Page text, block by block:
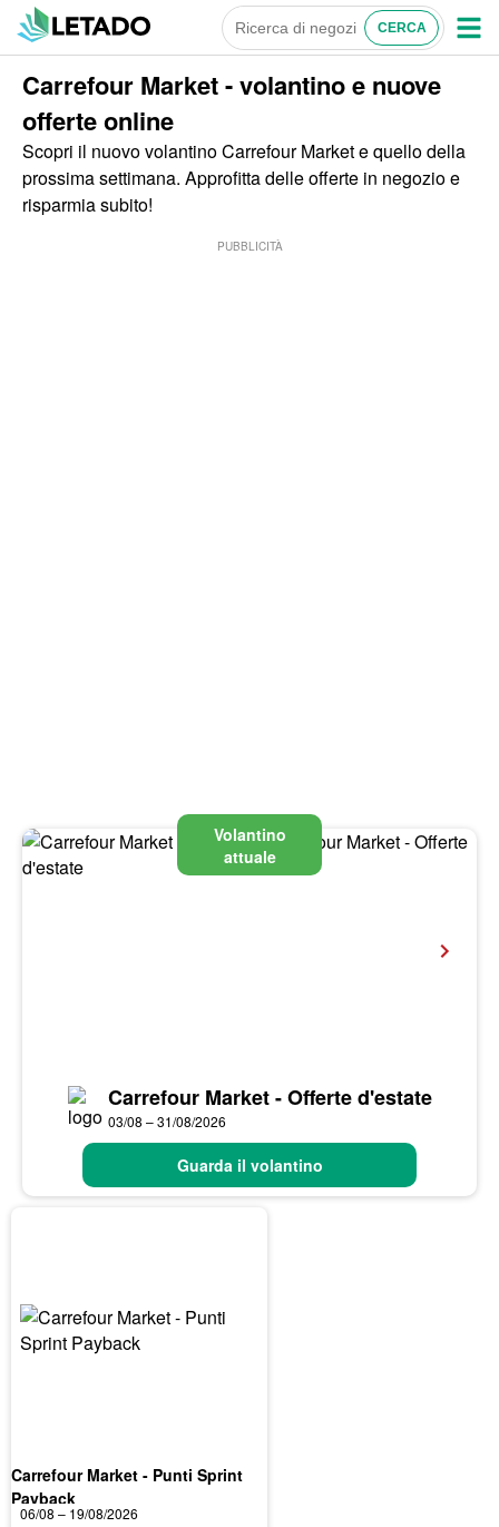
Carrefour Market - volantino e nuove
offerte online
Scopri il nuovo volantino Carrefour Market e quello della
prossima settimana. Approfitta delle offerte in negozio e
risparmia subito!
PUBBLICITÀ
Volantino
attuale
Carrefour Market - Offerte d'estate
03/08 – 31/08/2026
Guarda il volantino
Carrefour Market - Punti Sprint
Payback
06/08 – 19/08/2026